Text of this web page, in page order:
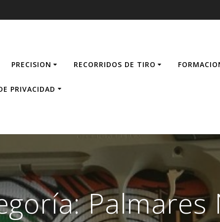
PRECISION RECORRIDOS DE TIRO
PRIVACIDAD
Palmares